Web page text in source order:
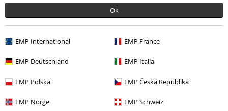
Ok
EMP International EMP France
EMP Deutschland EMP Italia
EMP Polska EMP Česká Republika
EMP Norge EMP Schweiz
Comentario
Más categorías. Más opciones